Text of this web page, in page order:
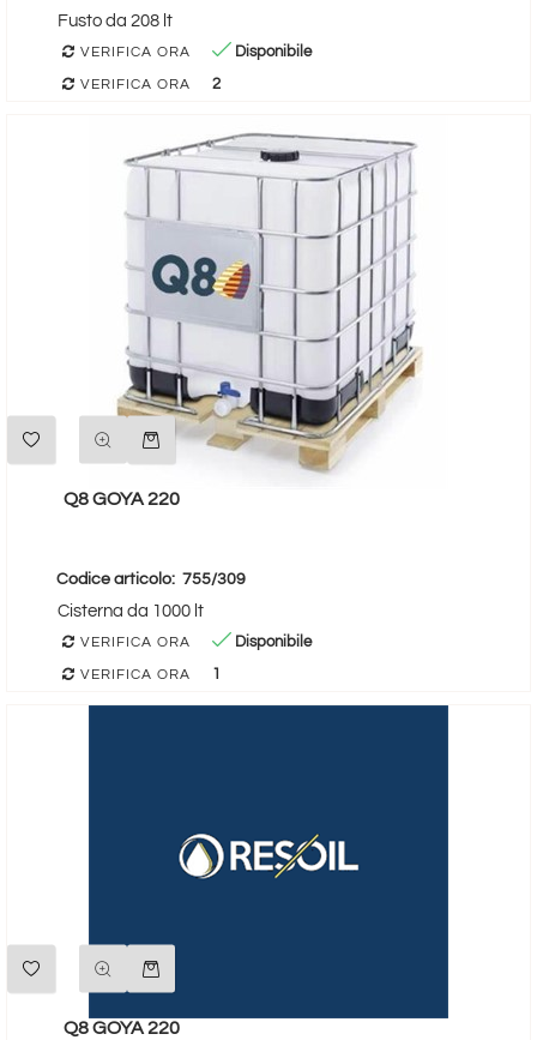
Fusto da 208 lt
VERIFICA ORA Disponibile
VERIFICA ORA 2
Quantità
Q8 GOYA 220
Codice articolo: 755/309
Cisterna da 1000 lt
VERIFICA ORA Disponibile
VERIFICA ORA 1
Q8 GOYA 220